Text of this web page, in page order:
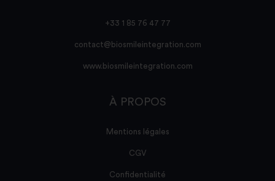
+33 1 85 76 47 77
contact@biosmileintegration.com
www.biosmileintegration.com
À PROPOS
Mentions légales
CGV
Confidentialité